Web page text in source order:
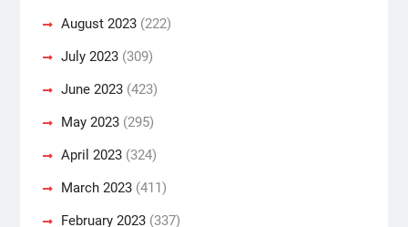
August 2023(222)
July 2023(309)
June 2023(423)
May 2023(295)
April 2023(324)
March 2023(411)
February 2023(337)